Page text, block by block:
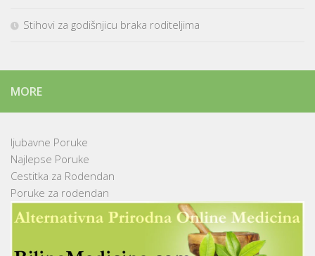
Stihovi za godišnjicu braka roditeljima
MORE
ljubavne Poruke
Najlepse Poruke
Cestitka za Rodendan
Poruke za rodendan